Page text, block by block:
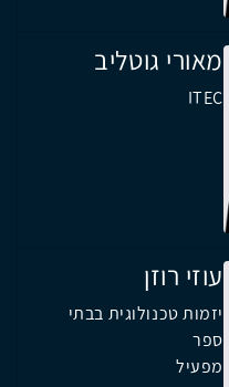
מאורי גוטליב
ITEC
עוזי רוזן
יזמות טכנולוגית בבתי
ספר
מפעיל